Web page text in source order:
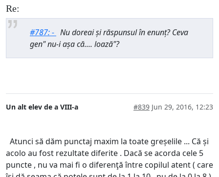
Re:
#787: - Nu doreai și răspunsul în enunț? Ceva
gen" nu-i așa că.... loază"?
Un alt elev de a VIII-a #839 Jun 29, 2016, 12:23
Atunci să dăm punctaj maxim la toate greșelile ... Că și
acolo au fost rezultate diferite . Dacă se acorda cele 5
puncte , nu va mai fi o diferenţă între copilul atent ( care